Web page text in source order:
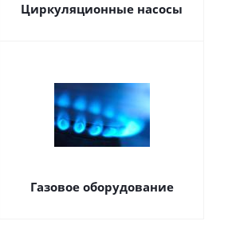
Циркуляционные насосы
Газовое оборудование